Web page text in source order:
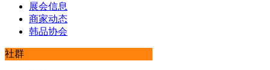
展会信息
商家动态
韩品协会
社群